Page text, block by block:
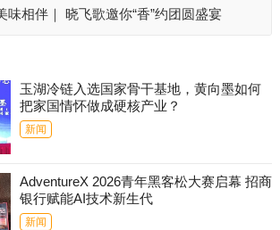
味相伴｜ 晓飞歌邀你“香”约团圆盛宴
玉湖冷链入选国家骨干基地，黄向墨如何
把家国情怀做成硬核产业？
新闻
AdventureX 2026青年黑客松大赛启幕 招商
银行赋能AI技术新生代
新闻